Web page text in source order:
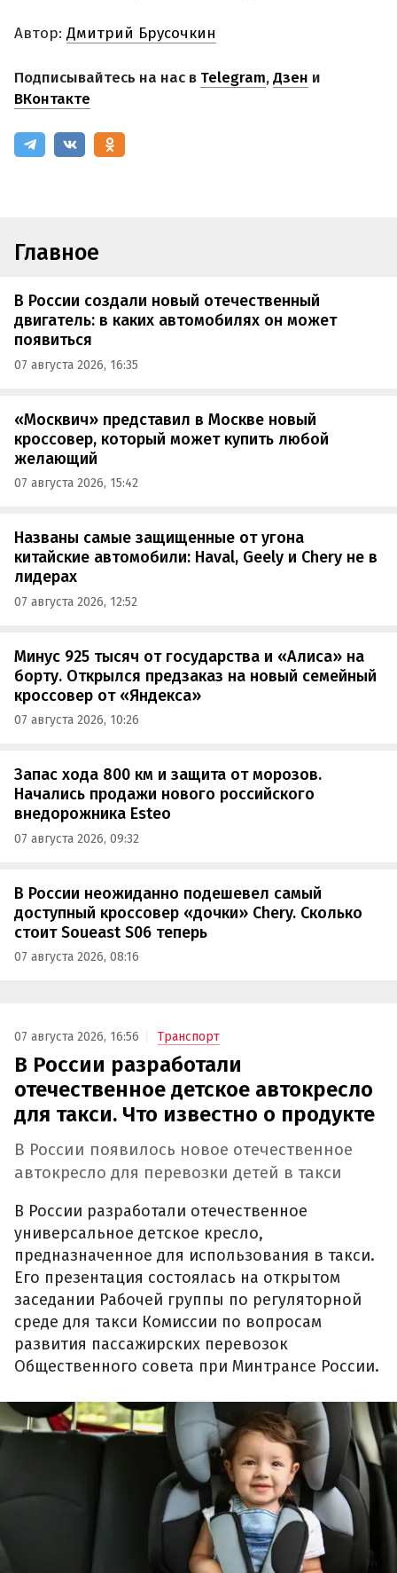
Автор: Дмитрий Брусочкин
Подписывайтесь на нас в Telegram,Дзен и
ВКонтакте
Главное
В России создали новый отечественный
двигатель: в каких автомобилях он может
появиться
07 августа 2026, 16:35
«Москвич» представил в Москве новый
кроссовер, который может купить любой
желающий
07 августа 2026, 15:42
Названы самые защищенные от угона
китайские автомобили: Haval, Geely и Chery не в
лидерах
07 августа 2026, 12:52
Минус 925 тысяч от государства и «Алиса» на
борту. Открылся предзаказ на новый семейный
кроссовер от «Яндекса»
07 августа 2026, 10:26
Запас хода 800 км и защита от морозов.
Начались продажи нового российского
внедорожника Esteo
07 августа 2026, 09:32
В России неожиданно подешевел самый
доступный кроссовер «дочки» Chery. Сколько
стоит Soueast S06 теперь
07 августа 2026, 08:16
07 августа 2026, 16:56 Транспорт
В России разработали
отечественное детское автокресло
для такси. Что известно о продукте
В России появилось новое отечественное
автокресло для перевозки детей в такси
В России разработали отечественное
универсальное детское кресло,
предназначенное для использования в такси.
Его презентация состоялась на открытом
заседании Рабочей группы по регуляторной
среде для такси Комиссии по вопросам
развития пассажирских перевозок
Общественного совета при Минтрансе России.